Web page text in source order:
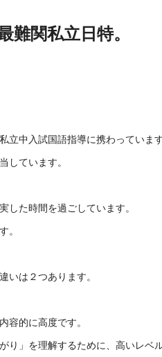
難関私立日特。
立中入試国語指導に携わっています
しています。
した時間を過ごしています。
。
いは２つあります。
容的に高度です。
り」を理解するために、高いレベ